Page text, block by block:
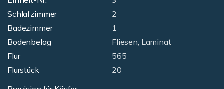
Schlafzimmer
2
Badezimmer
1
Bodenbelag
Fliesen, Laminat
Flur
565
Flurstück
20